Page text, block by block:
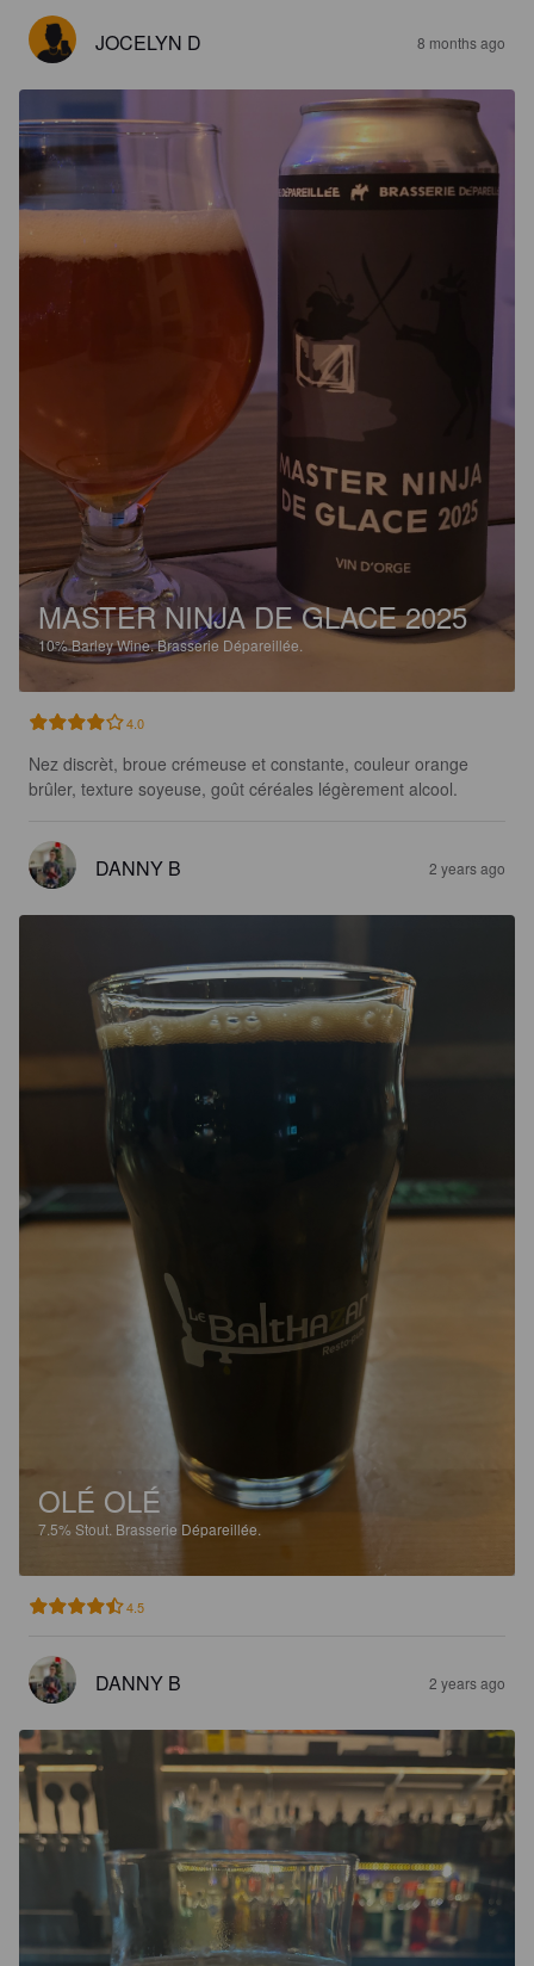
JOCELYN D 8 months ago
MASTER NINJA DE GLACE 2025
10%Barley Wine.Brasserie Dépareillée.
4.0
Nez discrèt, broue crémeuse et constante, couleur orange
brûler, texture soyeuse, goût céréales légèrement alcool.
DANNY B 2 years ago
OLÉ OLÉ
7.5% Stout. Brasserie Dépareillée.
4.5
DANNY B 2 years ago